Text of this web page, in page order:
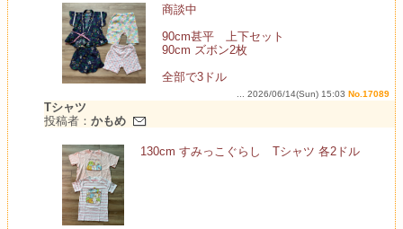
商談中
90cm甚平 上下セット
90cm ズボン2枚
全部で3ドル
... 2026/06/14(Sun) 15:03 No.17089
Tシャツ
投稿者： かもめ
130cm すみっこぐらし Tシャツ 各2ドル